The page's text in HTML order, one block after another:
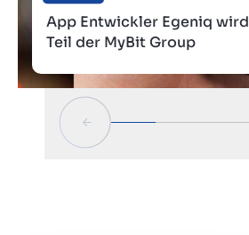
App Entwickler Egeniq wird
Teil der MyBit Group